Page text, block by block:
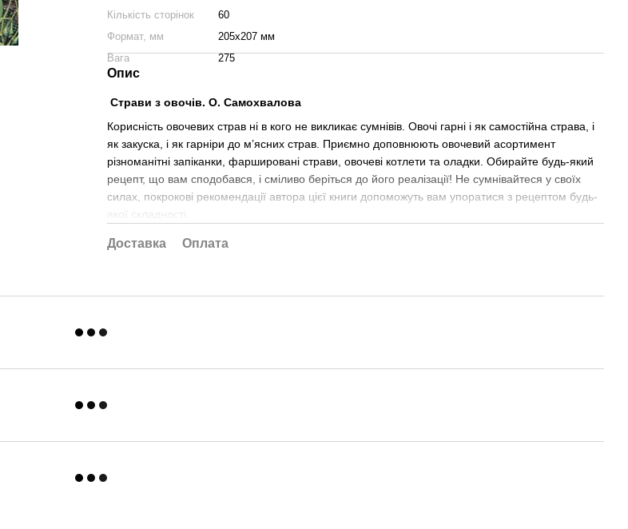
Кількість сторінок
60
Формат, мм
205х207 мм
Вага
275
Опис
Страви з овочів. О. Самохвалова
Корисність овочевих страв ні в кого не викликає сумнівів. Овочі гарні і як самостійна страва, і
як закуска, і як гарніри до м’ясних страв. Приємно доповнюють овочевий асортимент
різноманітні запіканки, фаршировані страви, овочеві котлети та оладки. Обирайте будь-який
рецепт, що вам сподобався, і сміливо беріться до його реалізації! Не сумнівайтеся у своїх
силах, покрокові рекомендації автора цієї книги допоможуть вам упоратися з рецептом будь-
якої складності.
Доставка Оплата